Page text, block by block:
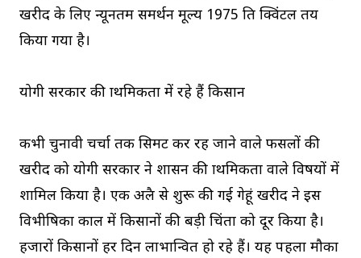
खरीद के लिए न्यूनतम समर्थन मूल्य ₹1975 प्रति क्विंटल तय
किया गया है।
योगी सरकार की प्राथमिकता में रहे हैं किसान
कभी चुनावी चर्चा तक सिमट कर रह जाने वाले फसलों की
खरीद को योगी सरकार ने शासन की प्राथमिकता वाले विषयों में
शामिल किया है। एक अप्रैल से शुरू की गई गेहूं खरीद ने इस
विभीषिका काल में किसानों की बड़ी चिंता को दूर किया है।
हजारों किसानों हर दिन लाभान्वित हो रहे हैं। यह पहला मौका